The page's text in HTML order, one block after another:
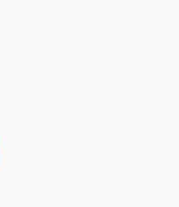
en LinkedIn